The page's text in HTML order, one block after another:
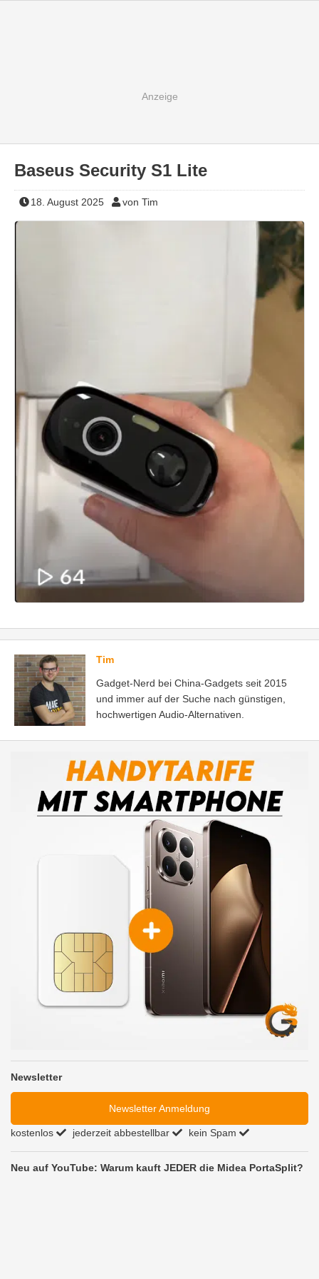
Baseus Security S1 Lite
18. August 2025 von Tim
Tim
Gadget-Nerd bei China-Gadgets seit 2015
und immer auf der Suche nach günstigen,
hochwertigen Audio-Alternativen.
Newsletter
Newsletter Anmeldung
kostenlos jederzeit abbestellbar kein Spam
Neu auf YouTube: Warum kauft JEDER die Midea PortaSplit?